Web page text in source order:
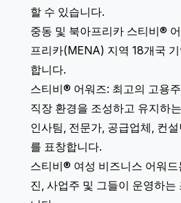
할 수 있습니다.
중동 및 북아프리카 스티비®
프리카(MENA) 지역 18개국
합니다.
스티비® 어워즈: 최고의 고용
직장 환경을 조성하고 유지하
인사팀, 전문가, 공급업체, 컨
를 표창합니다.
스티비® 여성 비즈니스 어워드
진, 사업주 및 그들이 운영하는